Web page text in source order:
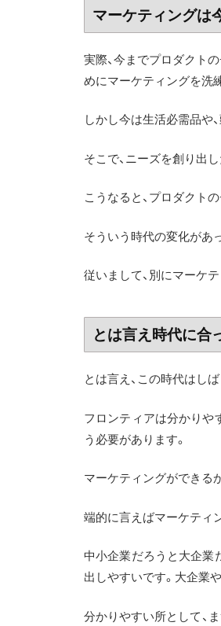
マーケティングは
実際、今までプロダクト
めにマーケティングを洗
しかし今は生活必需品や
そこで、ニーズを創り出
こうなると、プロダクト
そういう時代の変化があ
従いまして、別にマーケ
とは言え時代に合
とは言え、この時代はし
フロンティアは分かりや
う必要があります。
マーケティングができる
端的に言えばマーケティ
中小企業だろうと大企業
出しやすいです。大企業
分かりやすい所として、